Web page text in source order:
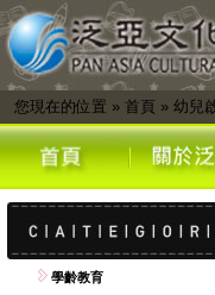
您現在的位置 » 首頁 » 幼兒
學齡教育